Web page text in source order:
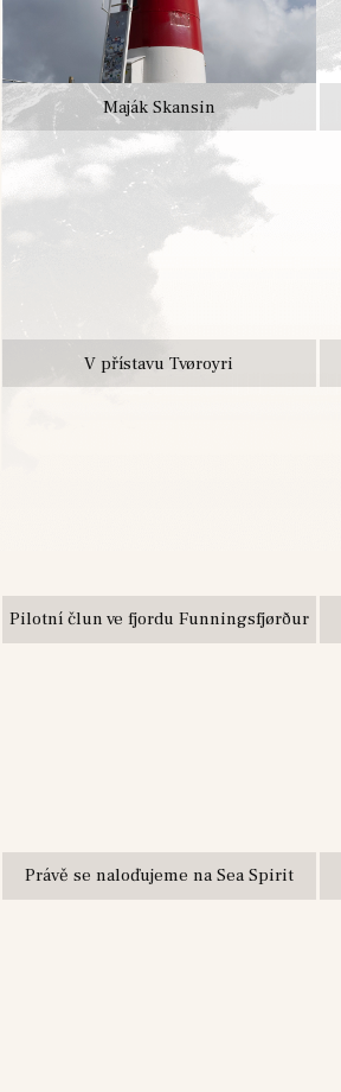
Maják Skansin
V přístavu Tvøroyri
Pilotní člun ve fjordu Funningsfjørður
Právě se naloďujeme na Sea Spirit